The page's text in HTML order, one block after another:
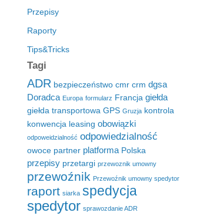
Przepisy
Raporty
Tips&Tricks
Tagi
ADR bezpieczeństwo cmr crm dgsa
Doradca Europa formularz Francja giełda
giełda transportowa GPS Gruzja kontrola
konwencja leasing obowiązki
odpoweidzialność odpowiedzialność
owoce partner platforma Polska
przepisy przetargi przewoznik umowny
przewoźnik Przewoźnik umowny spedytor
raport siarka spedycja
spedytor sprawozdanie ADR